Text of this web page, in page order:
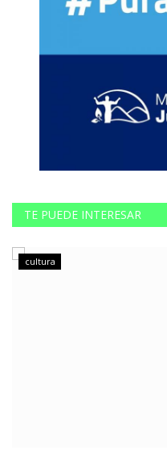
TE PUEDE INTERESAR
cultura